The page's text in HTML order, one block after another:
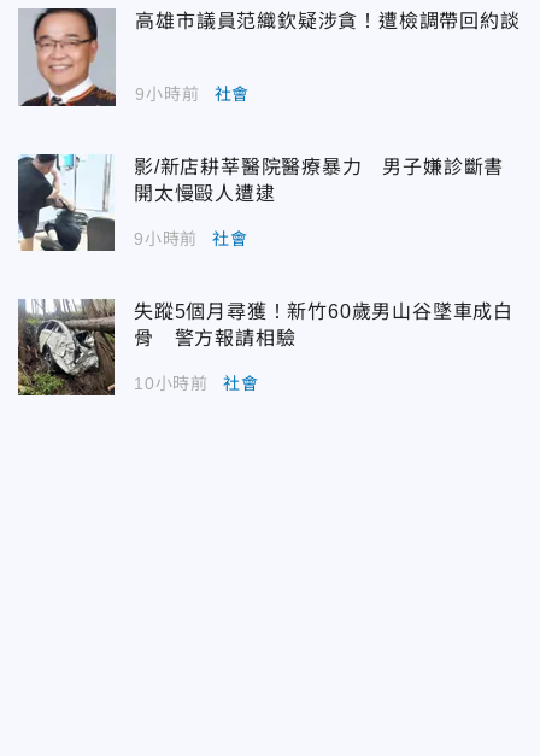
高雄市議員范織欽疑涉貪！遭檢調帶回約談
9小時前 社會
影/新店耕莘醫院醫療暴力 男子嫌診斷書
開太慢毆人遭逮
9小時前 社會
失蹤5個月尋獲！新竹60歲男山谷墜車成白
骨 警方報請相驗
10小時前 社會